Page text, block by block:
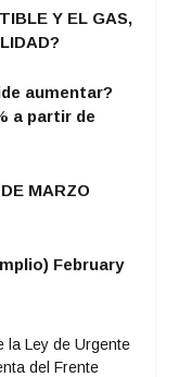
Y EL GAS,
aumentar?
a partir de
MARZO
February
la Ley de Urgente
del Frente